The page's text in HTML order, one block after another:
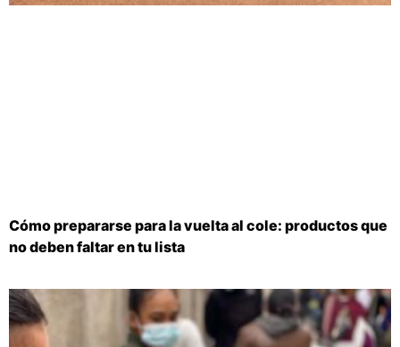
Cómo prepararse para la vuelta al cole: productos que
no deben faltar en tu lista